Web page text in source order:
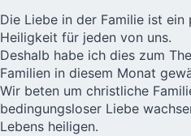
Die Liebe in der Familie ist ein
Heiligkeit für jeden von uns.
Deshalb habe ich dies zum
Familien in diesem Monat
Wir beten um christliche
bedingungsloser Liebe
Lebens heiligen.